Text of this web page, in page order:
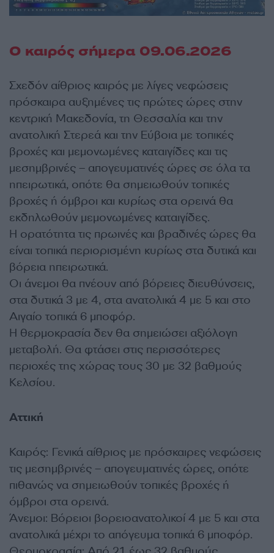
Ο καιρός σήμερα 09.06.2026
Σχεδόν αίθριος καιρός με λίγες νεφώσεις
πρόσκαιρα αυξημένες τις πρώτες ώρες στην
κεντρική Μακεδονία, τη Θεσσαλία και την
ανατολική Στερεά και την Εύβοια με τοπικές
βροχές και μεμονωμένες καταιγίδες και τις
μεσημβρινές – απογευματινές ώρες σε όλα τα
ηπειρωτικά, οπότε θα σημειωθούν τοπικές
βροχές ή όμβροι και κυρίως στα ορεινά θα
εκδηλωθούν μεμονωμένες καταιγίδες.
Η ορατότητα τις πρωινές και βραδινές ώρες θα
είναι τοπικά περιορισμένη κυρίως στα δυτικά και
βόρεια ηπειρωτικά.
Οι άνεμοι θα πνέουν από βόρειες διευθύνσεις,
στα δυτικά 3 με 4, στα ανατολικά 4 με 5 και στο
Αιγαίο τοπικά 6 μποφόρ.
Η θερμοκρασία δεν θα σημειώσει αξιόλογη
μεταβολή. Θα φτάσει στις περισσότερες
περιοχές της χώρας τους 30 με 32 βαθμούς
Κελσίου.
Αττική
Καιρός: Γενικά αίθριος με πρόσκαιρες νεφώσεις
τις μεσημβρινές – απογευματινές ώρες, οπότε
πιθανώς να σημειωθούν τοπικές βροχές ή
όμβροι στα ορεινά.
Άνεμοι: Βόρειοι βορειοανατολικοί 4 με 5 και στα
ανατολικά μέχρι το απόγευμα τοπικά 6 μποφόρ.